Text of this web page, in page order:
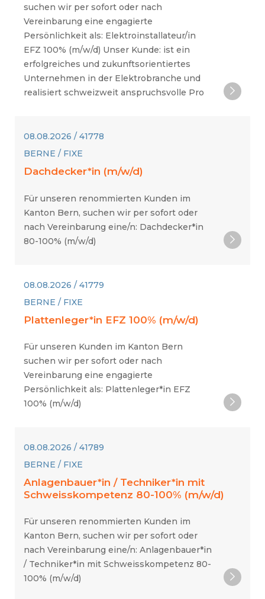
suchen wir per sofort oder nach
Vereinbarung eine engagierte
Persönlichkeit als: Elektroinstallateur/in
EFZ 100% (m/w/d) Unser Kunde: ist ein
erfolgreiches und zukunftsorientiertes
Unternehmen in der Elektrobranche und
realisiert schweizweit anspruchsvolle Pro
08.08.2026 / 41778
BERNE / FIXE
Dachdecker*in (m/w/d)
Für unseren renommierten Kunden im
Kanton Bern, suchen wir per sofort oder
nach Vereinbarung eine/n: Dachdecker*in
80-100% (m/w/d)
08.08.2026 / 41779
BERNE / FIXE
Plattenleger*in EFZ 100% (m/w/d)
Für unseren Kunden im Kanton Bern
suchen wir per sofort oder nach
Vereinbarung eine engagierte
Persönlichkeit als: Plattenleger*in EFZ
100% (m/w/d)
08.08.2026 / 41789
BERNE / FIXE
Anlagenbauer*in / Techniker*in mit
Schweisskompetenz 80-100% (m/w/d)
Für unseren renommierten Kunden im
Kanton Bern, suchen wir per sofort oder
nach Vereinbarung eine/n: Anlagenbauer*in
/ Techniker*in mit Schweisskompetenz 80-
100% (m/w/d)